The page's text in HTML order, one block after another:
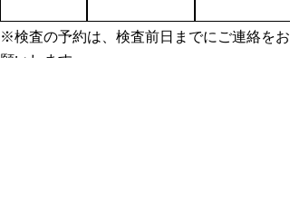
※検査の予約は、検査前日までにご連絡をお
願いします。